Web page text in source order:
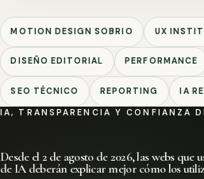
MOTION DESIGN SOBRIO UX
DISEÑO EDITORIAL PERFORMANCE
SEO TÉCNICO REPORTING IA
IA, TRANSPARENCIA Y CONFIANZA
Desde el 2 de agosto de 2026, las webs que
de IA deberán explicar mejor cómo los